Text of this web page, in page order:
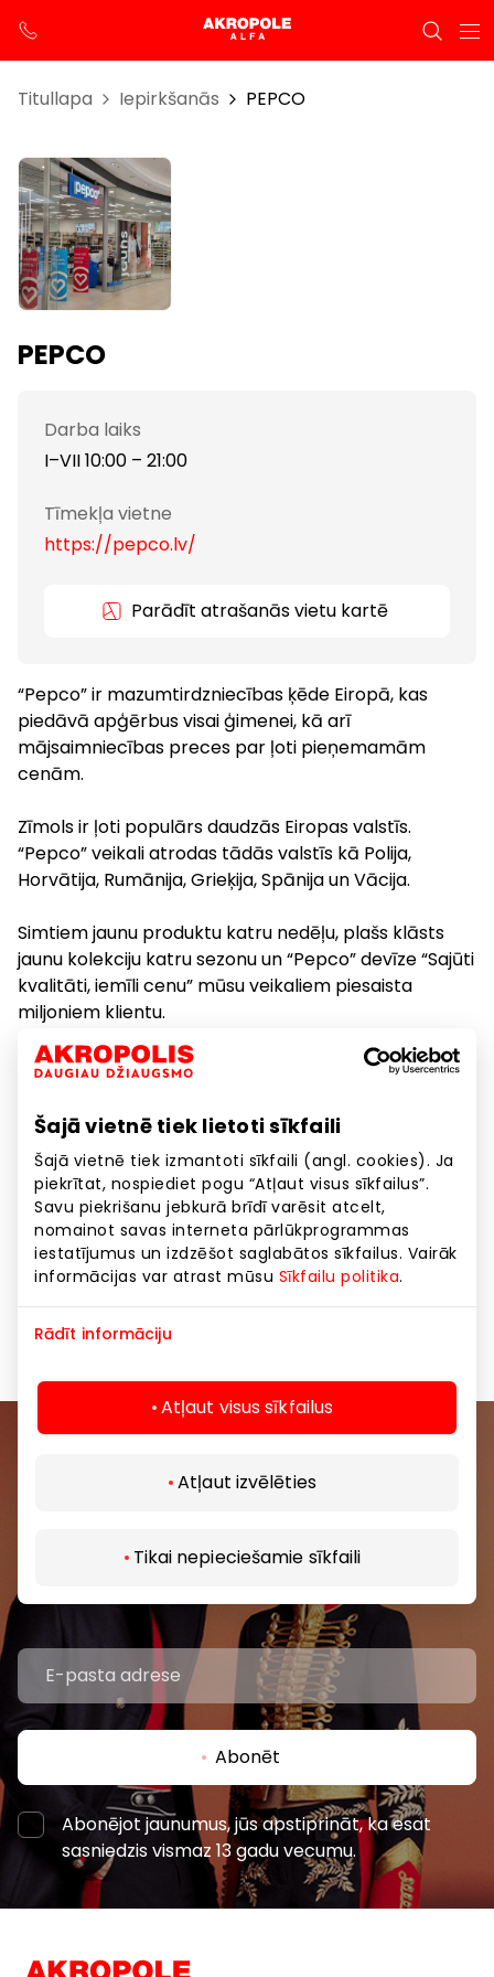
Šajā vietnē tiek lietoti sīkfaili
Šajā vietnē tiek izmantoti sīkfaili (angl. cookies). Ja
piekrītat, nospiediet pogu “Atļaut visus sīkfailus”.
Savu piekrišanu jebkurā brīdī varēsit atcelt,
nomainot savas interneta pārlūkprogrammas
iestatījumus un izdzēšot saglabātos sīkfailus. Vairāk
informācijas var atrast mūsu Sīkfailu politika.
Rādīt informāciju
Atļaut visus sīkfailus
Atļaut izvēlēties
Tikai nepieciešamie sīkfaili
Titullapa Iepirkšanās PEPCO
PEPCO
Darba laiks
I–VII 10:00 – 21:00
Tīmekļa vietne
https://pepco.lv/
Parādīt atrašanās vietu kartē
“Pepco” ir mazumtirdzniecības ķēde Eiropā, kas
piedāvā apģērbus visai ģimenei, kā arī
mājsaimniecības preces par ļoti pieņemamām
cenām.
Zīmols ir ļoti populārs daudzās Eiropas valstīs.
“Pepco” veikali atrodas tādās valstīs kā Polija,
Horvātija, Rumānija, Grieķija, Spānija un Vācija.
Simtiem jaunu produktu katru nedēļu, plašs klāsts
jaunu kolekciju katru sezonu un “Pepco” devīze “Sajūti
kvalitāti, iemīli cenu” mūsu veikaliem piesaista
miljoniem klientu.
Laipni lūdzam “Pepco” pasaulē!
Apavi un galantērija Apģērbs
Dāvanas, aksesuāri Preces
Preces mājai, sadzīves tehnika
izklaides centros “AKROPOLE Alfa” un “AKROPOLE
Abonēt
Abonējot jaunumus, jūs apstiprināt, ka esat
sasniedzis vismaz 13 gadu vecumu.